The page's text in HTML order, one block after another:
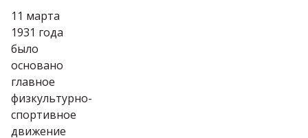
11 марта
1931 года
было
основано
главное
физкультурно-
спортивное
движение